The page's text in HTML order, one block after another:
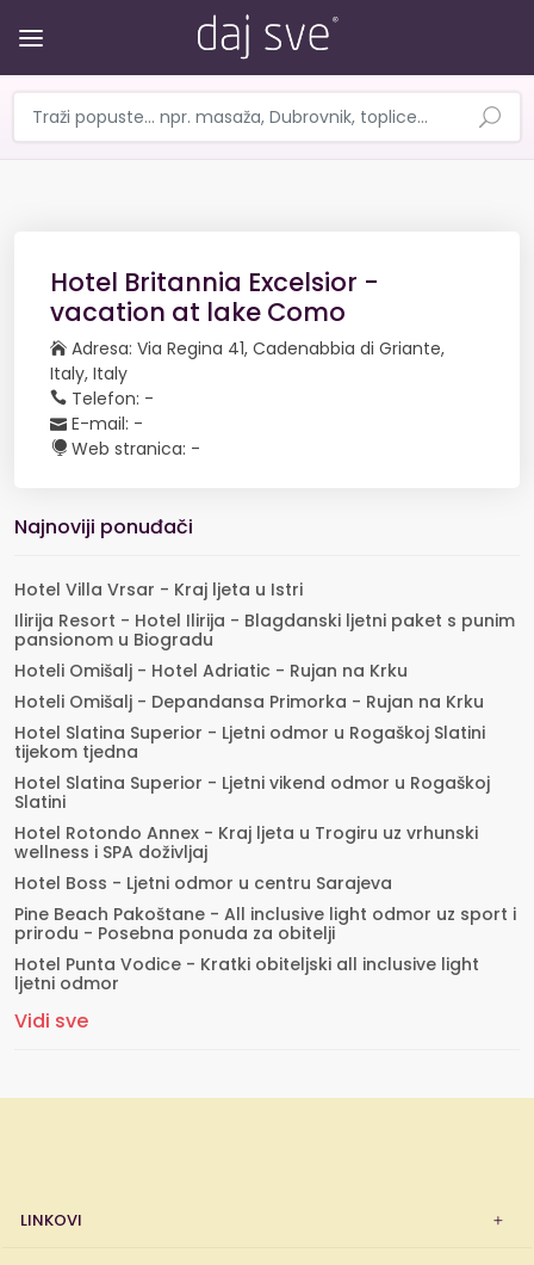
Hotel Britannia Excelsior -
vacation at lake Como
Adresa: Via Regina 41, Cadenabbia di Griante,
Italy, Italy
Telefon: -
E-mail: -
Web stranica: -
Najnoviji ponuđači
Hotel Villa Vrsar - Kraj ljeta u Istri
Ilirija Resort - Hotel Ilirija - Blagdanski ljetni paket s punim
pansionom u Biogradu
Hoteli Omišalj - Hotel Adriatic - Rujan na Krku
Hoteli Omišalj - Depandansa Primorka - Rujan na Krku
Hotel Slatina Superior - Ljetni odmor u Rogaškoj Slatini
tijekom tjedna
Hotel Slatina Superior - Ljetni vikend odmor u Rogaškoj
Slatini
Hotel Rotondo Annex - Kraj ljeta u Trogiru uz vrhunski
wellness i SPA doživljaj
Hotel Boss - Ljetni odmor u centru Sarajeva
Pine Beach Pakoštane - All inclusive light odmor uz sport i
prirodu - Posebna ponuda za obitelji
Hotel Punta Vodice - Kratki obiteljski all inclusive light
ljetni odmor
Vidi sve
LINKOVI